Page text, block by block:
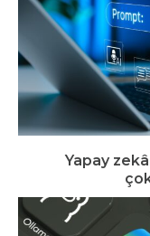
Yapay